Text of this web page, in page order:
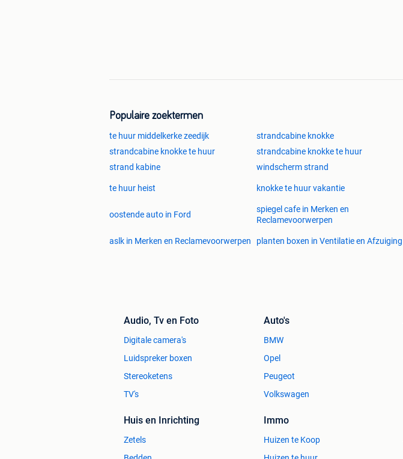
Populaire zoektermen
te huur middelkerke zeedijk strandcabine knokke
strandcabine knokke te huur
strandcabine knokke te huur
strand kabine
windscherm strand
te huur heist knokke te huur vakantie
oostende auto in Ford
spiegel cafe in Merken en
Reclamevoorwerpen
aslk in Merken en Reclamevoorwerpen planten boxen in Ventilatie en Afzuiging
Audio, Tv en Foto
Digitale camera's
Luidspreker boxen
Stereoketens
TV's
Auto's
BMW
Opel
Peugeot
Volkswagen
Huis en Inrichting
Zetels
Immo
Huizen te Koop